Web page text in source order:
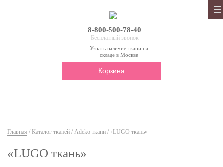
8-800-500-78-40
Бесплатный звонок
Узнать наличие ткани на
складе в Москве
Корзина
Главная / Каталог тканей / Adeko ткани / «LUGO ткань»
«LUGO ткань»